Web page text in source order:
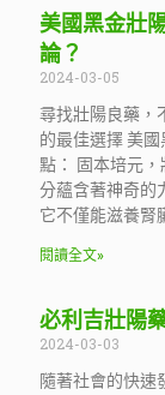
美國黑金壯
論？
2024-03-05
尋找壯陽良藥，
的最佳選擇 美
點： 固本培元
分蘊含著神奇的
它不僅能滋養腎
閱讀全文»
必利吉壯陽
2024-03-03
隨著社會的快速